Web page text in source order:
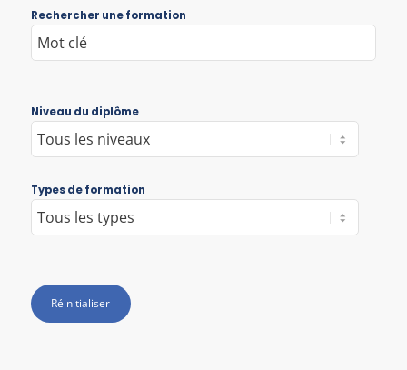
Rechercher une formation
Niveau du diplôme
Types de formation
Réinitialiser